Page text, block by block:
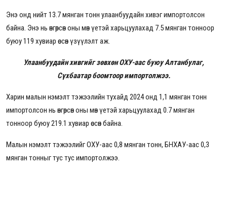
Энэ онд нийт 13.7 мянган тонн улаанбуудайн хивэг импортолсон
байна. Энэ нь өнгөрсөн оны мөн үетэй харьцуулахад 7.5 мянган тонноор
буюу 119 хувиар өссөн үзүүлэлт аж.
Улаанбуудайн хивгийг зөвхөн ОХУ-аас буюу Алтанбулаг,
Сүхбаатар боомтоор импортолжээ.
Харин малын нэмэлт тэжээлийн тухайд 2024 онд 1,1 мянган тонн
импортолсон нь өнгөрсөн оны мөн үетэй харьцуулахад 0.7 мянган
тонноор буюу 219.1 хувиар өссөн байна.
Малын нэмэлт тэжээлийг ОХУ-аас 0,8 мянган тонн, БНХАУ-аас 0,3
мянган тонныг тус тус импортолжээ.